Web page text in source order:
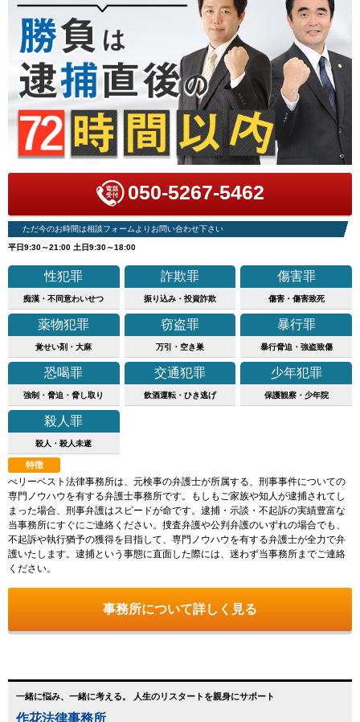
050-5267-5462
ただ今のお時間は相談フォームよりお問い合わせ下さい
平日9:30～21:00 土日9:30～18:00
性犯罪
痴漢・不同意わいせつ
詐欺罪
振り込み・投資詐欺
傷害罪
傷害・傷害致死
薬物犯罪
覚せい剤・大麻
窃盗罪
万引・空き巣
暴行罪
暴行脅迫・強盗致傷
恐喝罪
強制・脅迫・脅し取り
交通犯罪
飲酒運転・ひき逃げ
少年犯罪
保護観察・少年院
殺人罪
殺人・殺人未遂
特徴
べリーベスト法律事務所は、元検事の弁護士が所属する、刑事事件についての
専門ノウハウを有する弁護士事務所です。もしもご家族や知人が逮捕されてし
まった場合、刑事弁護はスピードが命です。逮捕・示談・不起訴の実績豊富な
当事務所にすぐにご連絡ください。捜査弁護や公判弁護のいずれの場合でも、
不起訴や執行猶予の獲得を目指して、専門ノウハウを有する弁護士が全力で弁
護いたします。逮捕という事態に直面した際には、迷わず当事務所までご連絡
ください。
事務所について詳しく見る
一緒に悩み、一緒に考える。 人生のリスタートを親身にサポート
作花法律事務所